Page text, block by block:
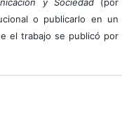
o publicarlo en un
el trabajo se publicó por